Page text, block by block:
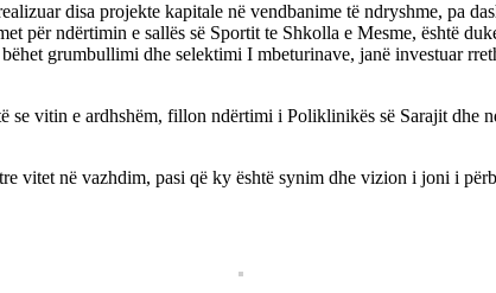
disa projekte kapitale në vendbanime të ndryshme, pa
për ndërtimin e sallës së Sportit te Shkolla e Mesme, është
grumbullimi dhe selektimi I mbeturinave, janë investuar
se vitin e ardhshëm, fillon ndërtimi i Poliklinikës së Sarajit
vitet në vazhdim, pasi që ky është synim dhe vizion i joni i